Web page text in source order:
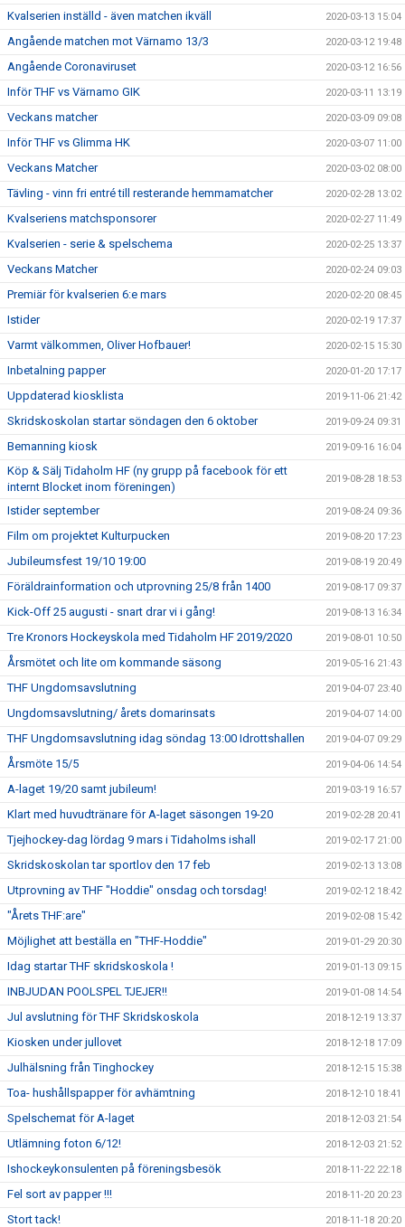
Kvalserien inställd - även matchen ikväll 2020-03-13 15:04
Angående matchen mot Värnamo 13/3 2020-03-12 19:48
Angående Coronaviruset 2020-03-12 16:56
Inför THF vs Värnamo GIK 2020-03-11 13:19
Veckans matcher 2020-03-09 09:08
Inför THF vs Glimma HK 2020-03-07 11:00
Veckans Matcher 2020-03-02 08:00
Tävling - vinn fri entré till resterande hemmamatcher 2020-02-28 13:02
Kvalseriens matchsponsorer 2020-02-27 11:49
Kvalserien - serie & spelschema 2020-02-25 13:37
Veckans Matcher 2020-02-24 09:03
Premiär för kvalserien 6:e mars 2020-02-20 08:45
Istider 2020-02-19 17:37
Varmt välkommen, Oliver Hofbauer! 2020-02-15 15:30
Inbetalning papper 2020-01-20 17:17
Uppdaterad kiosklista 2019-11-06 21:42
Skridskoskolan startar söndagen den 6 oktober 2019-09-24 09:31
Bemanning kiosk 2019-09-16 16:04
Köp & Sälj Tidaholm HF (ny grupp på facebook för ett
internt Blocket inom föreningen)
2019-08-28 18:53
Istider september 2019-08-24 09:36
Film om projektet Kulturpucken 2019-08-20 17:23
Jubileumsfest 19/10 19:00 2019-08-19 20:49
Föräldrainformation och utprovning 25/8 från 1400 2019-08-17 09:37
Kick-Off 25 augusti - snart drar vi i gång! 2019-08-13 16:34
Tre Kronors Hockeyskola med Tidaholm HF 2019/2020 2019-08-01 10:50
Årsmötet och lite om kommande säsong 2019-05-16 21:43
THF Ungdomsavslutning 2019-04-07 23:40
Ungdomsavslutning/ årets domarinsats 2019-04-07 14:00
THF Ungdomsavslutning idag söndag 13:00 Idrottshallen 2019-04-07 09:29
Årsmöte 15/5 2019-04-06 14:54
A-laget 19/20 samt jubileum! 2019-03-19 16:57
Klart med huvudtränare för A-laget säsongen 19-20 2019-02-28 20:41
Tjejhockey-dag lördag 9 mars i Tidaholms ishall 2019-02-17 21:00
Skridskoskolan tar sportlov den 17 feb 2019-02-13 13:08
Utprovning av THF "Hoddie" onsdag och torsdag! 2019-02-12 18:42
"Årets THF:are" 2019-02-08 15:42
Möjlighet att beställa en "THF-Hoddie" 2019-01-29 20:30
Idag startar THF skridskoskola ! 2019-01-13 09:15
INBJUDAN POOLSPEL TJEJER!! 2019-01-08 14:54
Jul avslutning för THF Skridskoskola 2018-12-19 13:37
Kiosken under jullovet 2018-12-18 17:09
Julhälsning från Tinghockey 2018-12-15 15:38
Toa- hushållspapper för avhämtning 2018-12-10 18:41
Spelschemat för A-laget 2018-12-03 21:54
Utlämning foton 6/12! 2018-12-03 21:52
Ishockeykonsulenten på föreningsbesök 2018-11-22 22:18
Fel sort av papper !!! 2018-11-20 20:23
Stort tack! 2018-11-18 20:20